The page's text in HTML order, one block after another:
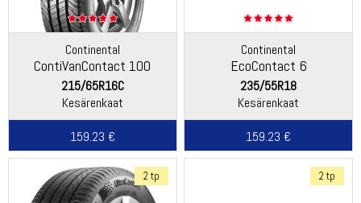
Continental
ContiVanContact 100
215/65R16C
Kesärenkaat
159.23 €
Continental
EcoContact 6
235/55R18
Kesärenkaat
159.23 €
2 tp 2 tp